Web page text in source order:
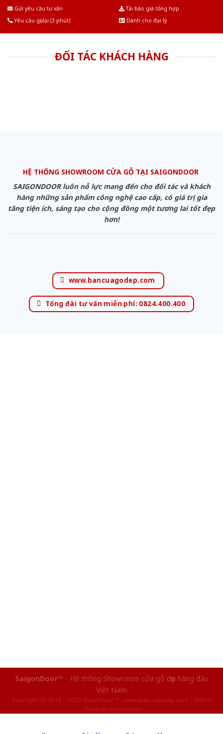
Gửi yêu cầu tư vấn
Tải báo giá tổng hợp
Yêu cầu gọi lại (3 phút)
Dành cho đại lý
ĐỐI TÁC KHÁCH HÀNG
HỆ THỐNG SHOWROOM CỬA GỖ TẠI SAIGONDOOR
SAIGONDOOR luôn nỗ lực mang đến cho đối tác và khách
hàng những sản phẩm công nghệ cao cấp, có giá trị gia
tăng tiện ích, sáng tạo cho cộng đồng một tương lai tốt đẹp
hơn!
www.bancuagodep.com
Tổng đài tư vấn miễn phí: 0824.400.400
SaigonDoor™ - Hệ thống Showroom cửa gỗ đẹp hàng đầu
Việt Nam
Copyright ⓒ 2016 – 2026 SaigonDoor™ - www.bancuagodep.com | Đơn vị
chủ quản SaigonDoor